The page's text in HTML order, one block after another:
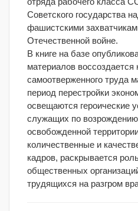
Советского государства
фашистскими
Отечественной войне.
В книге на базе
материалов воссоздается
самоотверженного труда
период перестройки
освещаются героические
служащих по возрождению
освобожденной
количественные и
кадров, раскрывается
общественных
трудящихся на разгром